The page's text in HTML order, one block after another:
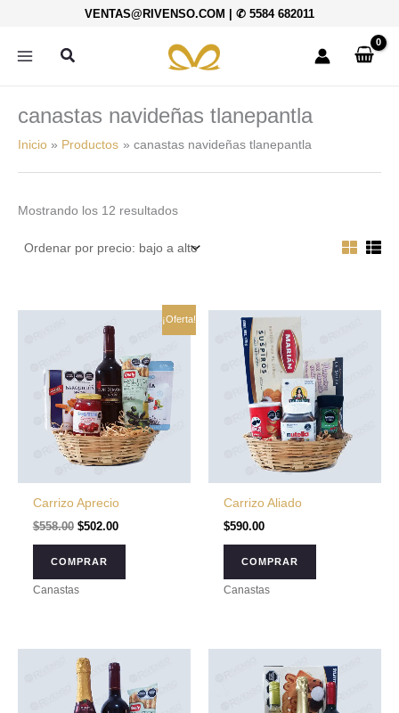
contenido
VENTAS@RIVENSO.COM | ✆ 5584 682011
Buscar
canastas navideñas tlanepantla
Inicio Productos canastas navideñas tlanepantla
Mostrando los 12 resultados
por
bajo
a
alto
¡Oferta!
Carrizo Aprecio
$558.00
precio
original
$558.00.
$502.00
es:
$502.00.
COMPRAR
Canastas
Carrizo Aliado
$590.00
COMPRAR
Canastas